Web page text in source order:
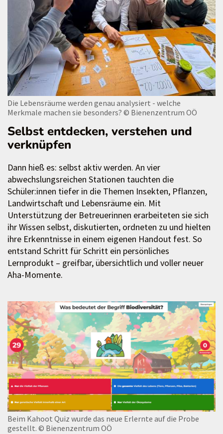
Die Lebensräume werden genau analysiert - welche
Merkmale machen sie besonders? © Bienenzentrum OÖ
Selbst entdecken, verstehen und
verknüpfen
Dann hieß es: selbst aktiv werden. An vier
abwechslungsreichen Stationen tauchten die
Schüler:innen tiefer in die Themen Insekten, Pflanzen,
Landwirtschaft und Lebensräume ein. Mit
Unterstützung der Betreuerinnen erarbeiteten sie sich
ihr Wissen selbst, diskutierten, ordneten zu und hielten
ihre Erkenntnisse in einem eigenen Handout fest. So
entstand Schritt für Schritt ein persönliches
Lernprodukt – greifbar, übersichtlich und voller neuer
Aha-Momente.
Beim Kahoot Quiz wurde das neue Erlernte auf die Probe
gestellt. © Bienenzentrum OÖ